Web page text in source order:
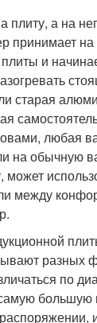
плиту, а на
принимает
и
старая
любая
на обычную
может
между
разных
по
большую